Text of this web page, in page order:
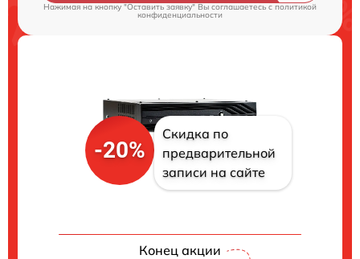
Нажимая на кнопку "Оставить заявку" Вы соглашаетесь cполитикой
конфиденциальности
-20%
Скидка по
предварительной
записи на сайте
Конец акции